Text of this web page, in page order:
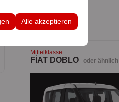
Alle akzeptieren
Mittelklasse
FİAT DOBLO oder ähnlich